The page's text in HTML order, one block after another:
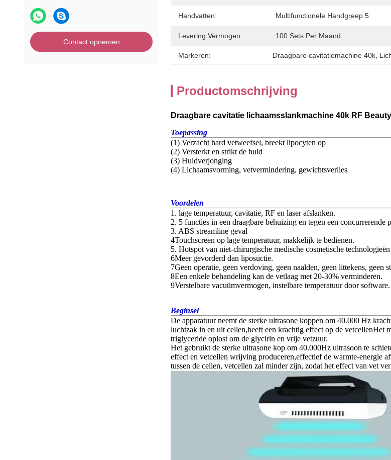
Contact opnemen
Handvatten: Multifunctionele Handgreep 5
Levering Vermogen: 100 Sets Per Maand
Markeren: Draagbare cavitatiemachine 40k
Productomschrijving
Draagbare cavitatie lichaamsslankmachine 40k RF
Toepassing
(1) Verzacht hard vetweefsel, breekt lipocyten op
(2) Versterkt en strikt de huid
(3) Huidverjonging
(4) Lichaamsvorming, vetvermindering, gewichtsverlies
Voordelen
1. lage temperatuur, cavitatie, RF en laser afslanken.
2. 5 functies in een draagbare behuizing en tegen een concurrerende
3. ABS streamline geval
4Touchscreen op lage temperatuur, makkelijk te bedienen.
5. Hotspot van niet-chirurgische medische cosmetische technologieën
6Meer gevorderd dan liposuctie.
7Geen operatie, geen verdoving, geen naalden, geen littekens, geen
8Een enkele behandeling kan de vetlaag met 20-30% verminderen.
9Verstelbare vacuümvermogen, instelbare temperatuur door software.
Beginsel
De apparatuur neemt de sterke ultrasone koppen om 40.000 Hz
luchtzak in en uit cellen,heeft een krachtig effect op de vetcellenHet
triglyceride oplost om de glycirin en vrije vetzuur.
Het gebruikt de sterke ultrasone kop om 40.000Hz ultrasoon te
effect en vetcellen wrijving produceren,effectief de warmte-energie
tussen de cellen, vetcellen zal minder zijn, zodat het effect van vet